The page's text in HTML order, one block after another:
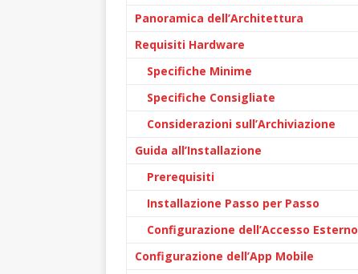
Panoramica dell’Architettura
Requisiti Hardware
Specifiche Minime
Specifiche Consigliate
Considerazioni sull’Archiviazione
Guida all’Installazione
Prerequisiti
Installazione Passo per Passo
Configurazione dell’Accesso Esterno
Configurazione dell’App Mobile